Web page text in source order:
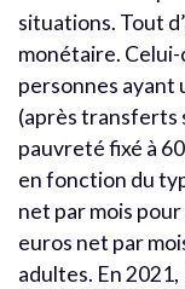
situations. Tout
monétaire.
personnes ayant
(après transferts
pauvreté fixé à
en fonction du
net par mois
euros net par
adultes. En